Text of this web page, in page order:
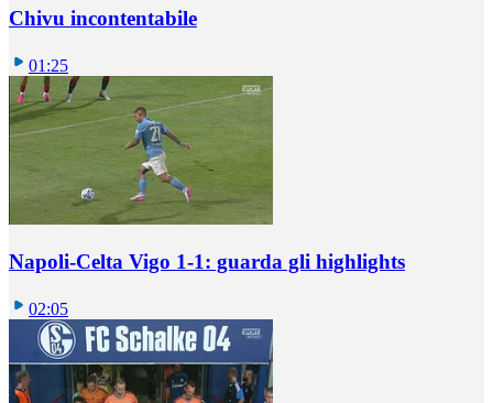
Chivu incontentabile
01:25
Napoli-Celta Vigo 1-1: guarda gli highlights
02:05